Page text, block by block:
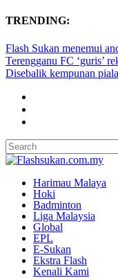
TRENDING:
Flash Sukan menemui
Terengganu FC ‘guris’
Disebalik kempunan
Harimau Malaya
Hoki
Badminton
Liga Malaysia
Global
EPL
E-Sukan
Ekstra Flash
Kenali Kami